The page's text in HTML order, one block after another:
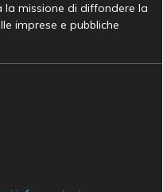
la missione di diffondere la
imprese e pubbliche